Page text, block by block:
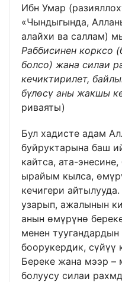
Ибн Умар
«Чындыгында,
алайхи ва саллам)
Раббисинен корксо
болсо) жана силаи
кечиктирилет,
бүлөсү аны жакшы
риваяты)
Бул хадисте адам
буйруктарына баш
кайтса, ата-
ырайым кылса,
кечигери
узарып, ажалынын
анын өмүрүнө
менен
боорукердик, сүйүү
Береке жана мээр –
болуусу силаи